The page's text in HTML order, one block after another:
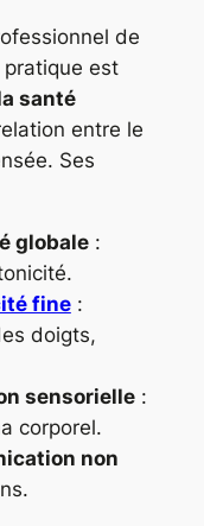
de
pratique est
santé
entre le
Ses
globale:
fine:
doigts,
sensorielle:
corporel.
non